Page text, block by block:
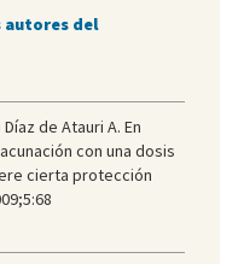
autores del
de Atauri A. En
con una dosis
cierta protección